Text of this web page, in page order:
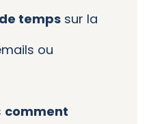
tempssur la
ou
comment